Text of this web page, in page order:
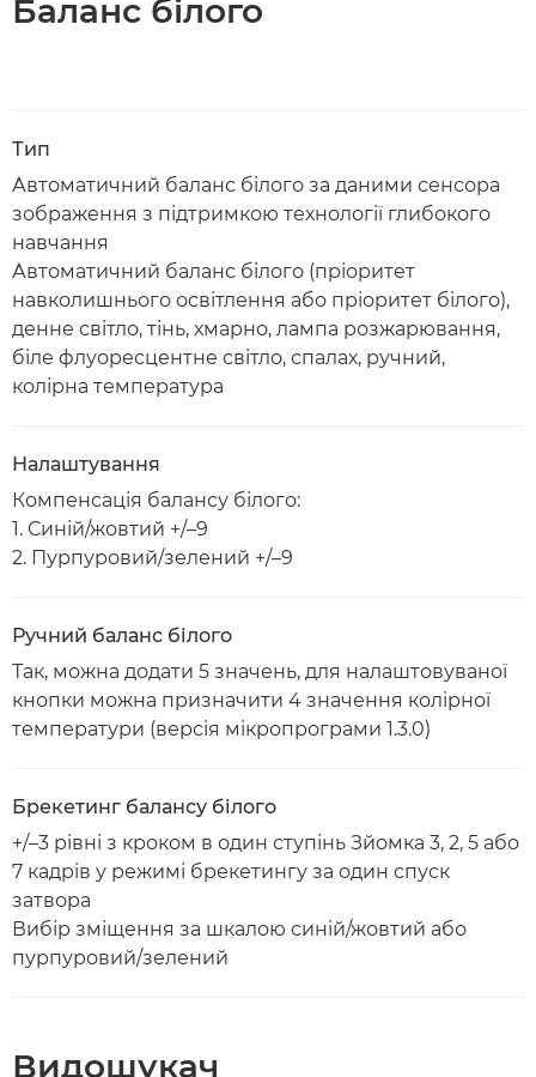
Баланс білого
Тип
Автоматичний баланс білого за даними сенсора
зображення з підтримкою технології глибокого
навчання
Автоматичний баланс білого (пріоритет
навколишнього освітлення або пріоритет білого),
денне світло, тінь, хмарно, лампа розжарювання,
біле флуоресцентне світло, спалах, ручний,
колірна температура
Налаштування
Компенсація балансу білого:
1. Синій/жовтий +/–9
2. Пурпуровий/зелений +/–9
Ручний баланс білого
Так, можна додати 5 значень, для налаштовуваної
кнопки можна призначити 4 значення колірної
температури (версія мікропрограми 1.3.0)
Брекетинг балансу білого
+/–3 рівні з кроком в один ступінь Зйомка 3, 2, 5 або
7 кадрів у режимі брекетингу за один спуск
затвора
Вибір зміщення за шкалою синій/жовтий або
пурпуровий/зелений
Видошукач